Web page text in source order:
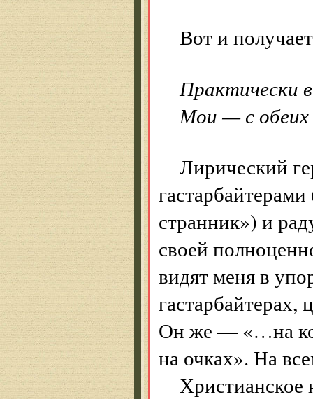
Вот и
Практически
Мои — с
Лирический
странник») и
своей
видят меня в
гастарбайтерах,
Он же — «…на
на очках». На
Христианское